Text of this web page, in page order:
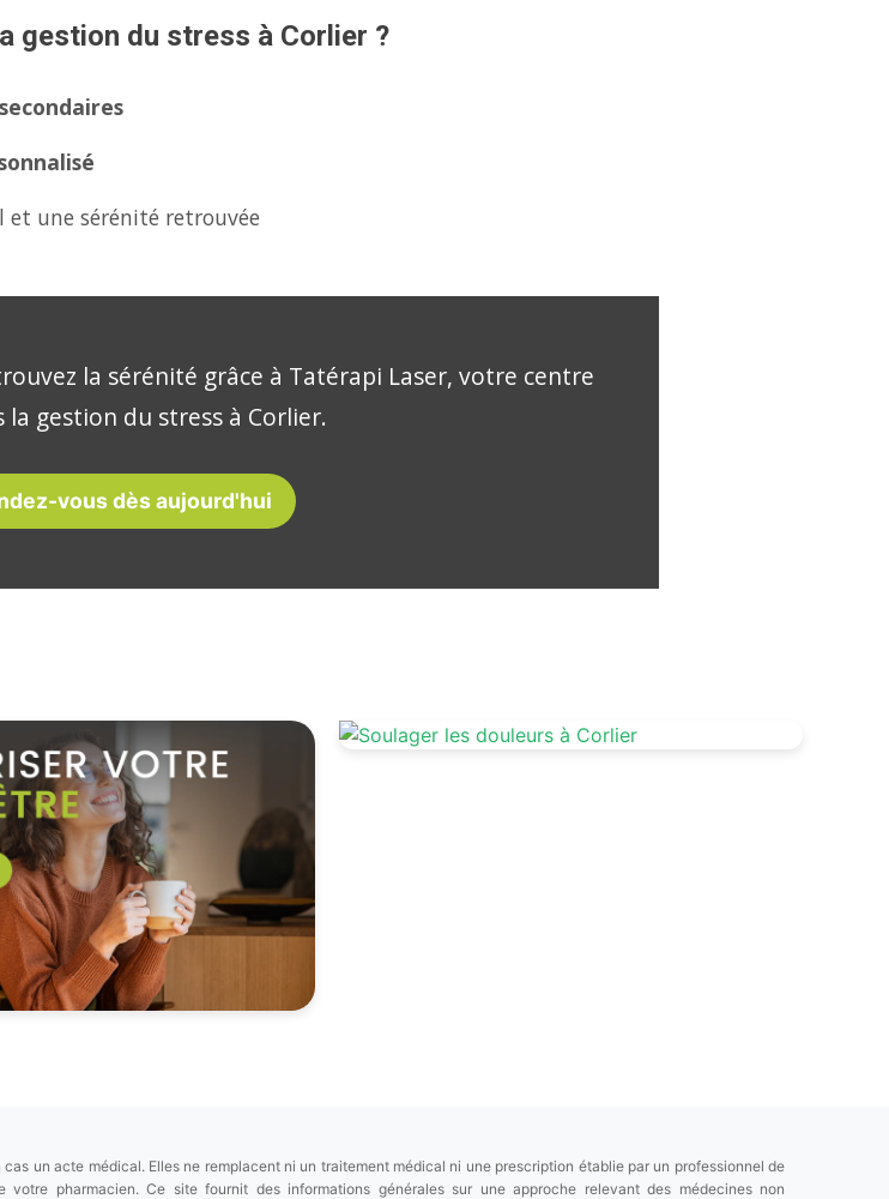
gestion du stress à Corlier ?
une sérénité retrouvée
la sérénité grâce à Tatérapi Laser, votre centre
la gestion du stress à Corlier.
vous dès aujourd'hui
un acte médical. Elles ne remplacent ni un traitement médical ni une prescription établie par un professionnel de
pharmacien. Ce site fournit des informations générales sur une approche relevant des médecines non